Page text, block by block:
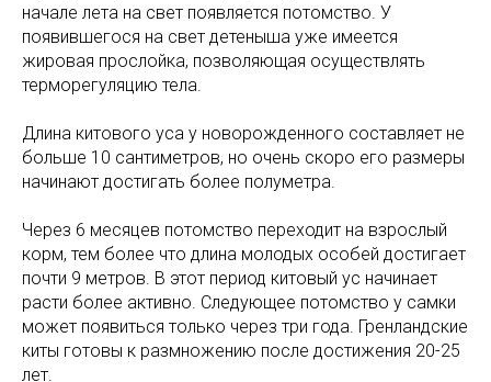
начале лета на свет появляется потомство. У
появившегося на свет детеныша уже имеется
жировая прослойка, позволяющая осуществлять
терморегуляцию тела.
Длина китового уса у новорожденного составляет не
больше 10 сантиметров, но очень скоро его размеры
начинают достигать более полуметра.
Через 6 месяцев потомство переходит на взрослый
корм, тем более что длина молодых особей достигает
почти 9 метров. В этот период китовый ус начинает
расти более активно. Следующее потомство у самки
может появиться только через три года. Гренландские
киты готовы к размножению после достижения 20-25
лет.